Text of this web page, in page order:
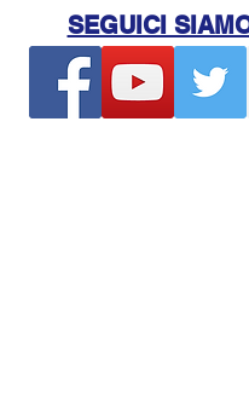
SEGUICI